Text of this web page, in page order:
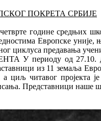
ПОКРЕТА СРБИЈЕ
године средњих
Европске
циклуса предавања
од 27.10. до
из 11 земаља
а циљ читавог
Представници наше